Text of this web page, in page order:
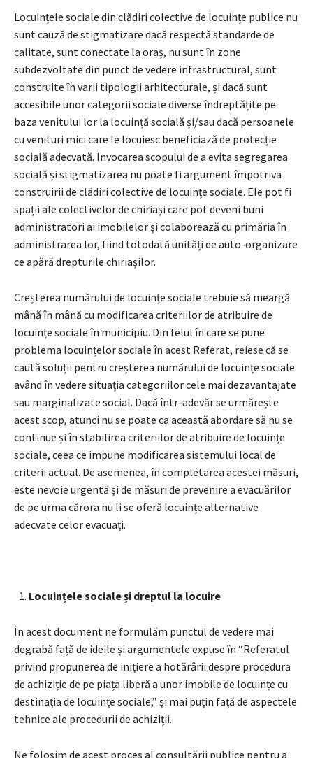
Locuințele sociale din clădiri colective de locuințe publice nu
sunt cauză de stigmatizare dacă respectă standarde de
calitate, sunt conectate la oraș, nu sunt în zone
subdezvoltate din punct de vedere infrastructural, sunt
construite în varii tipologii arhitecturale, și dacă sunt
accesibile unor categorii sociale diverse îndreptățite pe
baza venitului lor la locuință socială și/sau dacă persoanele
cu venituri mici care le locuiesc beneficiază de protecție
socială adecvată. Invocarea scopului de a evita segregarea
socială și stigmatizarea nu poate fi argument împotriva
construirii de clădiri colective de locuințe sociale. Ele pot fi
spații ale colectivelor de chiriași care pot deveni buni
administratori ai imobilelor și colaborează cu primăria în
administrarea lor, fiind totodată unități de auto-organizare
ce apără drepturile chiriașilor.
Creșterea numărului de locuințe sociale trebuie să meargă
mână în mână cu modificarea criteriilor de atribuire de
locuințe sociale în municipiu. Din felul în care se pune
problema locuințelor sociale în acest Referat, reiese că se
caută soluții pentru creșterea numărului de locuințe sociale
având în vedere situația categoriilor cele mai dezavantajate
sau marginalizate social. Dacă într-adevăr se urmărește
acest scop, atunci nu se poate ca această abordare să nu se
continue și în stabilirea criteriilor de atribuire de locuințe
sociale, ceea ce impune modificarea sistemului local de
criterii actual. De asemenea, în completarea acestei măsuri,
este nevoie urgentă și de măsuri de prevenire a evacuărilor
de pe urma cărora nu li se oferă locuințe alternative
adecvate celor evacuați.
Locuințele sociale și dreptul la locuire
În acest document ne formulăm punctul de vedere mai
degrabă față de ideile și argumentele expuse în “Referatul
privind propunerea de inițiere a hotărârii despre procedura
de achiziție de pe piața liberă a unor imobile de locuințe cu
destinația de locuințe sociale,” și mai puțin față de aspectele
tehnice ale procedurii de achiziții.
Ne folosim de acest proces al consultării publice pentru a